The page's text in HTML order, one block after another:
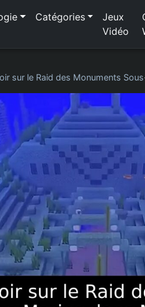
Catégories
Jeux
Vidéo
sur le Raid des Monuments